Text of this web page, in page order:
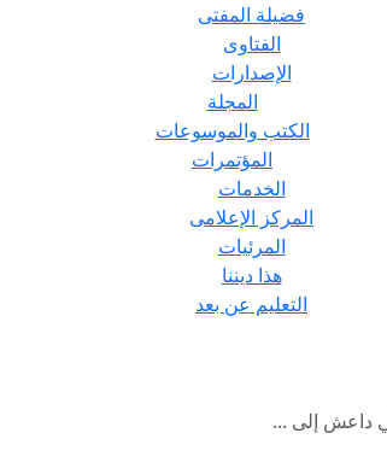
فضيلة المفتى
الفتاوى
الإصدارات
المجلة
الكتب والموسوعات
المؤتمرات
الخدمات
المركز الإعلامى
المرئيات
هذا ديننا
التعليم عن بعد
داعش إلى ...